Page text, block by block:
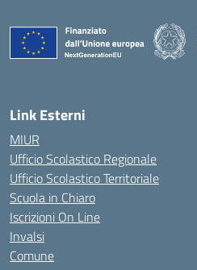
Link Esterni
MIUR
Ufficio Scolastico Regionale
Ufficio Scolastico Territoriale
Scuola in Chiaro
Iscrizioni On Line
Invalsi
Comune